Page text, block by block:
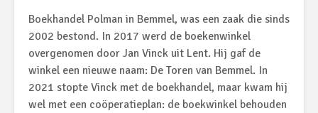
Boekhandel Polman in Bemmel, was een zaak die sinds
2002 bestond. In 2017 werd de boekenwinkel
overgenomen door Jan Vinck uit Lent. Hij gaf de
winkel een nieuwe naam: De Toren van Bemmel. In
2021 stopte Vinck met de boekhandel, maar kwam hij
wel met een coöperatieplan: de boekwinkel behouden